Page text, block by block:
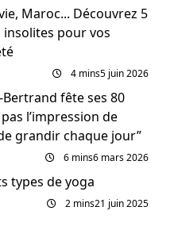
Maroc... Découvrez 5
pour vos
4 mins5 juin 2026
fête ses 80
pas l’impression de
grandir chaque jour”
6 mins6 mars 2026
types de yoga
2 mins21 juin 2025